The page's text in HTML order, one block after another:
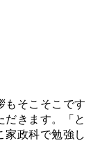
そこそこです
だきます。「と
家政科で勉強し